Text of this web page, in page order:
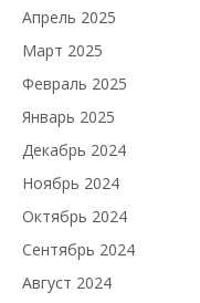
Апрель 2025
Март 2025
Февраль 2025
Январь 2025
Декабрь 2024
Ноябрь 2024
Октябрь 2024
Сентябрь 2024
Август 2024